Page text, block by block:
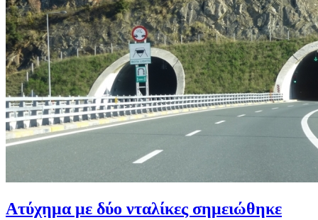
Ατύχημα με δύο νταλίκες σημειώθηκε